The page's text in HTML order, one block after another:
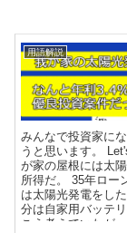
用語解説
みんなで投資家に
うと思います。
が家の屋根には太
所得だ。 35年ロー
は太陽光発電をし
分は自家用バッテ
こう考えていたが